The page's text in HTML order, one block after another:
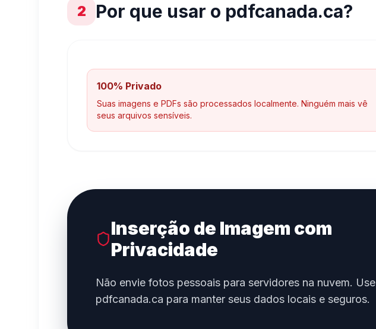
2 Por que usar o pdfcanada.ca?
100% Privado
Suas imagens e PDFs são processados localmente. Ninguém mais vê
seus arquivos sensíveis.
Inserção de Imagem com
Privacidade
Não envie fotos pessoais para servidores na nuvem. Use
pdfcanada.ca para manter seus dados locais e seguros.